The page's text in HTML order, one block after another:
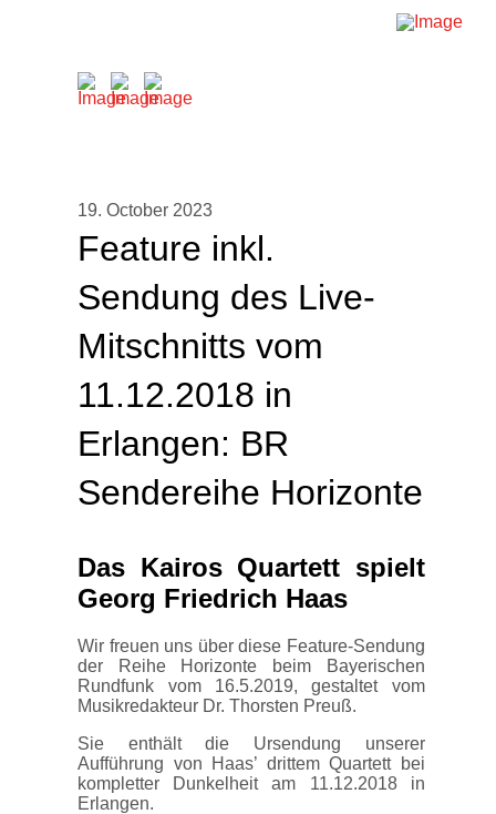
19. October 2023
Feature inkl.
Sendung des Live-
Mitschnitts vom
11.12.2018 in
Erlangen: BR
Sendereihe Horizonte
Das Kairos Quartett spielt
Georg Friedrich Haas
Wir freuen uns über diese Feature-Sendung
der Reihe Horizonte beim Bayerischen
Rundfunk vom 16.5.2019, gestaltet vom
Musikredakteur Dr. Thorsten Preuß.
Sie enthält die Ursendung unserer
Aufführung von Haas’ drittem Quartett bei
kompletter Dunkelheit am 11.12.2018 in
Erlangen.